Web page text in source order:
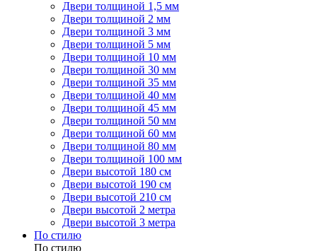
Двери толщиной 1,5 мм
Двери толщиной 2 мм
Двери толщиной 3 мм
Двери толщиной 5 мм
Двери толщиной 10 мм
Двери толщиной 30 мм
Двери толщиной 35 мм
Двери толщиной 40 мм
Двери толщиной 45 мм
Двери толщиной 50 мм
Двери толщиной 60 мм
Двери толщиной 80 мм
Двери толщиной 100 мм
Двери высотой 180 см
Двери высотой 190 см
Двери высотой 210 см
Двери высотой 2 метра
Двери высотой 3 метра
По стилю
По стилю